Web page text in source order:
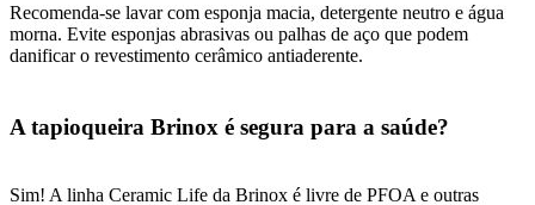
Recomenda-se lavar com esponja macia, detergente neutro e água
morna. Evite esponjas abrasivas ou palhas de aço que podem
danificar o revestimento cerâmico antiaderente.
A tapioqueira Brinox é segura para a saúde?
Sim! A linha Ceramic Life da Brinox é livre de PFOA e outras